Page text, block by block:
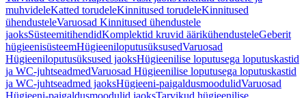
muhvideleKatted torudeleKinnitused torudeleKinnitused
ühendusteleVaruosad Kinnitused ühendustele
jaoksSüsteemitihendidKomplektid kruvid äärikühendusteleGeberit
hügieenisüsteemHügieeniloputusüksusedVaruosad
Hügieeniloputusüksused jaoksHügieenilise loputusega loputuskastid
ja WC-juhtseadmedVaruosad Hügieenilise loputusega loputuskastid
ja WC-juhtseadmed jaoksHügieeni-paigaldusmoodulidVaruosad
Hügieeni-paigaldusmoodulid jaoksTarvikud hügieenilise